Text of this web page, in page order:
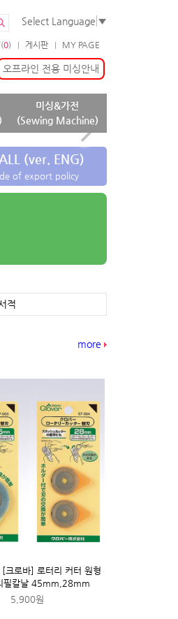
Select Language ▼
MY PAGE
게시판
0)
오프라인 전용 미싱안내
미싱&가전
(Sewing Machine)
(ver. ENG)
of export policy
적
more
로바] 로터리 커터 원형
필칼날 45mm,28mm
5,900원